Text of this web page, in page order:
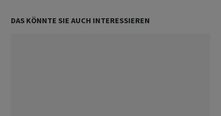
DAS KÖNNTE SIE AUCH INTERESSIEREN